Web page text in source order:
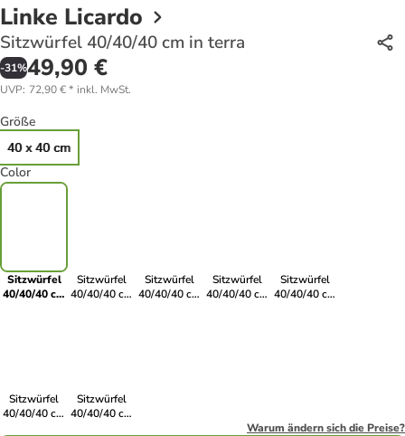
Linke Licardo
Sitzwürfel 40/40/40 cm in terra
-31%49,90 €
UVP: 72,90 €* inkl. MwSt.
Größe
40 x 40 cm
Color
Sitzwürfel
40/40/40 cm
Sitzwürfel
40/40/40 cm
Sitzwürfel
40/40/40 cm
Sitzwürfel
40/40/40 cm
Sitzwürfel
40/40/40 cm
Sitzwürfel
40/40/40 cm
Sitzwürfel
40/40/40 cm
Warum ändern sich die Preise?